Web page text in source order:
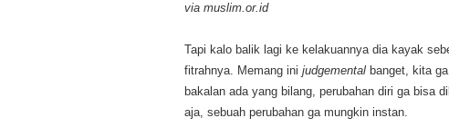
via muslim.or.id
Tapi kalo balik lagi ke kelakuannya dia kayak
fitrahnya. Memang ini judgemental banget, kita
bakalan ada yang bilang, perubahan diri ga bisa
aja, sebuah perubahan ga mungkin instan.